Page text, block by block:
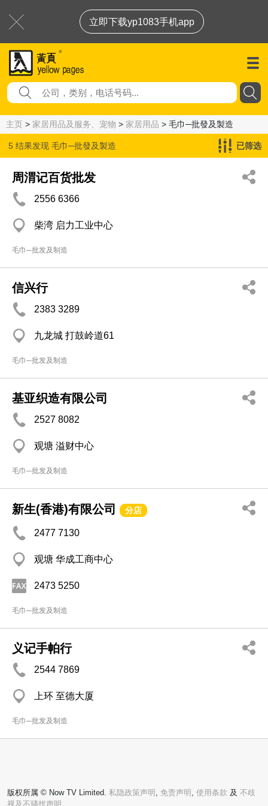
立即下载yp1083手机app
主页 > 家居用品及服务、宠物 > 家居用品 > 毛巾─批發及製造
5 结果发现 毛巾─批發及製造 已筛选
周渭记百货批发
2556 6366
柴湾 启力工业中心
毛巾─批发及制造
信兴行
2383 3289
九龙城 打鼓岭道61
毛巾─批发及制造
基亚织造有限公司
2527 8082
观塘 溢财中心
毛巾─批发及制造
新生(香港)有限公司 分店
2477 7130
观塘 华成工商中心
2473 5250
毛巾─批发及制造
义记手帕行
2544 7869
上环 至德大厦
毛巾─批发及制造
版权所属 © Now TV Limited. 私隐政策声明 , 免责声明 , 使用条款 及 不歧
视及不骚扰声明。